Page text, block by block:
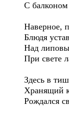
С балконом
Наверное,
Блюдя
Над
При свете
Здесь в
Хранящий
Рождался